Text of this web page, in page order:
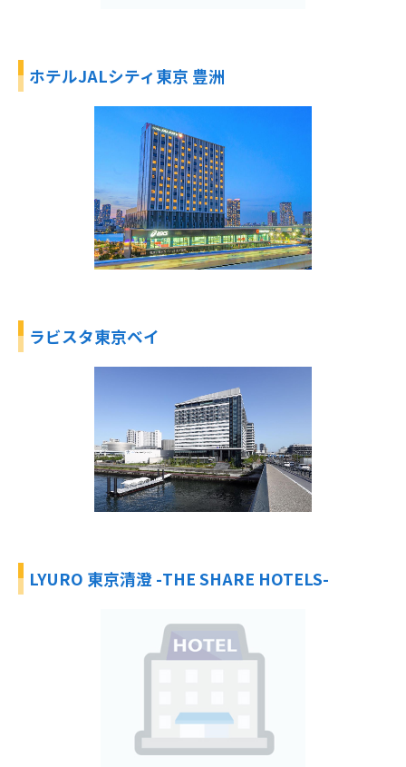
ホテルJALシティ東京 豊洲
ラビスタ東京ベイ
LYURO 東京清澄 -THE SHARE HOTELS-